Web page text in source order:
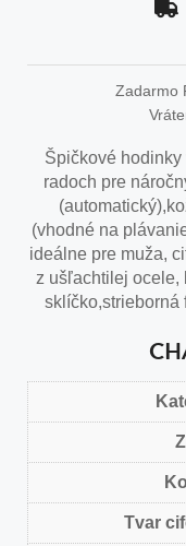
Zadarmo
Špičkové
radoch pre
(vhodné na
ideálne pre muža,
z ušľachtilej ocele,
sklíčko,strieborná
Tvar